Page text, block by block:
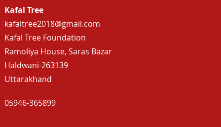
Kafal Tree
kafaltree2018@gmail.com
Kafal Tree Foundation
Ramoliya House, Saras Bazar
Haldwani-263139
Uttarakhand
05946-365899